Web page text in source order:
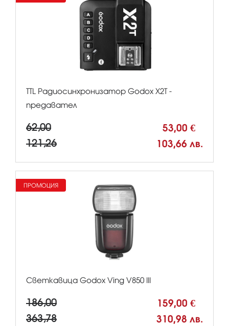
TTL Радиосинхронизатор Godox X2T -
предавател
62,00 53,00 €
121,26 103,66 лв.
Светкавица Godox Ving V850 III
186,00 159,00 €
363,78 310,98 лв.
ПРОМОЦИЯ